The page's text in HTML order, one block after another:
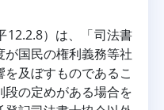
12.2.8）は、「司法書
国民の権利義務等社
及ぼすものであるこ
の定めがある場合を